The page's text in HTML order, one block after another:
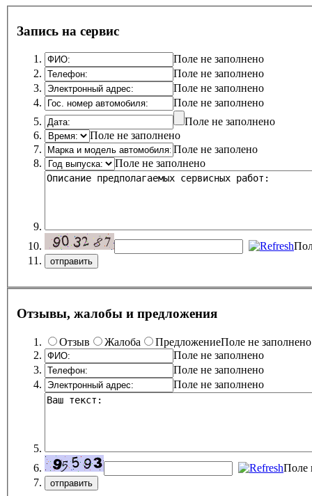
Запись на сервис
Поле не заполнено
Поле не заполнено
Поле не заполнено
Поле не заполнено
Поле не заполнено
Поле не заполнено
Поле не заполено
Поле не заполнено
Отзывы, жалобы и предложения
Отзыв Жалоба ПредложениеПоле не заполнено
Поле не заполнено
Поле не заполнено
Поле не заполнено
Поле